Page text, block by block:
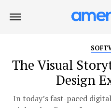
The Visual
Design
In today’s fast-paced